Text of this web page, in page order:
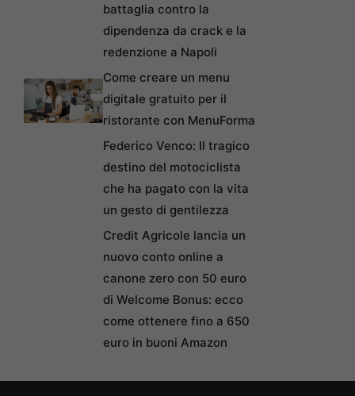
battaglia contro la
dipendenza da crack e la
redenzione a Napoli
Come creare un menu
digitale gratuito per il
ristorante con MenuForma
Federico Venco: Il tragico
destino del motociclista
che ha pagato con la vita
un gesto di gentilezza
Credit Agricole lancia un
nuovo conto online a
canone zero con 50 euro
di Welcome Bonus: ecco
come ottenere fino a 650
euro in buoni Amazon